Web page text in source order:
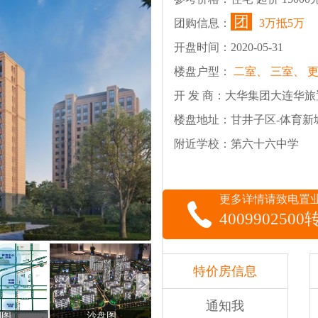
团购信息：
团
3万抵5万
开盘时间：2020-05-31
楼盘户型：
二室、 三室、
开 发 商：大华集团大连华
楼盘地址：甘井子区-体育新
附近学校：第六十六中学
更多详情请致电置
4009902500
特价房信息
通知我